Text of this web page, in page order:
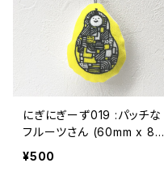
にぎにぎーず019 :パッチな
フルーツさん (60mm x 80
mm 厚さ20mmくらい)
¥500